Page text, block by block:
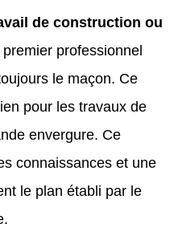
de construction ou
premier professionnel
le maçon. Ce
pour les travaux de
envergure. Ce
connaissances et une
le plan établi par le